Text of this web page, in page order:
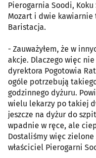
Pierogarnia Soodi,
Mozart i dwie kawiarnie
Baristacja.
- Zauważyłem, że w
akcje. Dlaczego więc
dyrektora Pogotowia
ogóle potrzebują
godzinnego dyżuru.
wielu lekarzy po takiej
jeszcze na dyżur do
wpadnie w ręce, ale
Dostaliśmy więc zielone
właściciel Pierogarni